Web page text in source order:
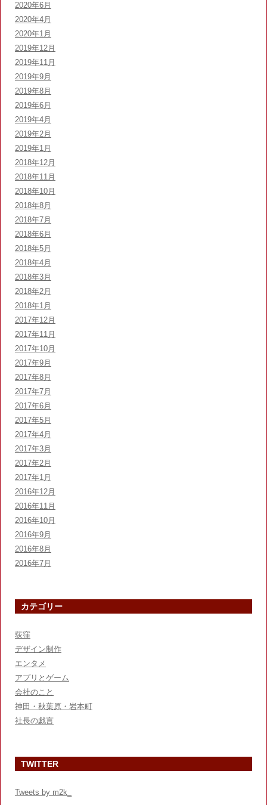
2020年6月
2020年4月
2020年1月
2019年12月
2019年11月
2019年9月
2019年8月
2019年6月
2019年4月
2019年2月
2019年1月
2018年12月
2018年11月
2018年10月
2018年8月
2018年7月
2018年6月
2018年5月
2018年4月
2018年3月
2018年2月
2018年1月
2017年12月
2017年11月
2017年10月
2017年9月
2017年8月
2017年7月
2017年6月
2017年5月
2017年4月
2017年3月
2017年2月
2017年1月
2016年12月
2016年11月
2016年10月
2016年9月
2016年8月
2016年7月
カテゴリー
荻窪
デザイン制作
エンタメ
アプリとゲーム
会社のこと
神田・秋葉原・岩本町
社長の戯言
TWITTER
Tweets by m2k_